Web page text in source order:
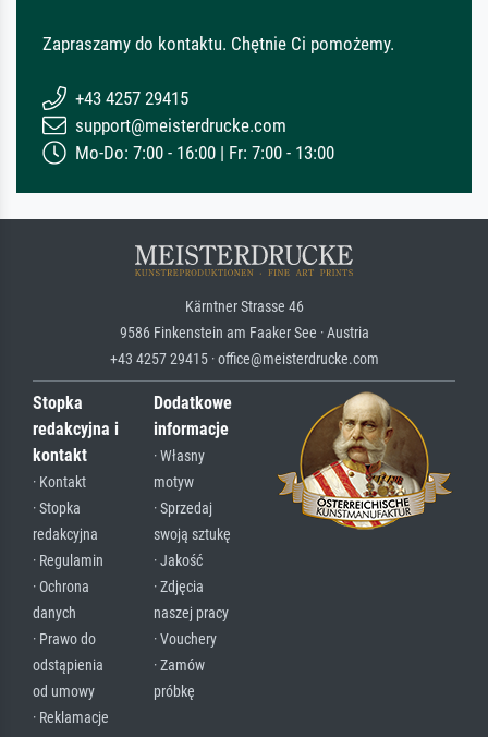
Zapraszamy do kontaktu. Chętnie Ci pomożemy.
+43 4257 29415
support@meisterdrucke.com
Mo-Do: 7:00 - 16:00 | Fr: 7:00 - 13:00
Kärntner Strasse 46
9586 Finkenstein am Faaker See · Austria
+43 4257 29415 · office@meisterdrucke.com
Stopka
redakcyjna i
kontakt
· Kontakt
· Stopka
redakcyjna
· Regulamin
· Ochrona
danych
· Prawo do
odstąpienia
od umowy
· Reklamacje
Dodatkowe
informacje
· Własny
motyw
· Sprzedaj
swoją sztukę
· Jakość
· Zdjęcia
naszej pracy
· Vouchery
· Zamów
próbkę